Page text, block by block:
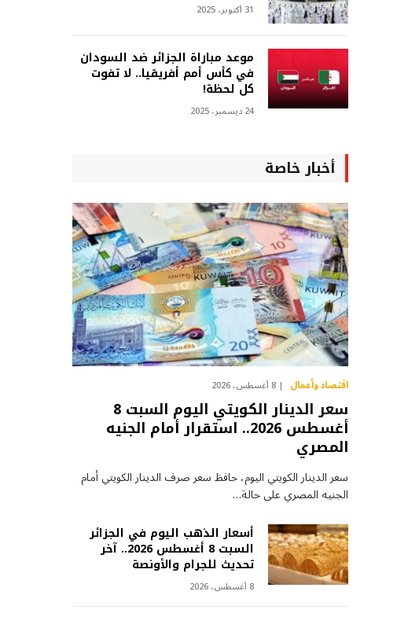
31 أكتوبر، 2025
موعد مباراة الجزائر ضد السودان
في كأس أمم أفريقيا.. لا تفوت
كل لحظة!
24 ديسمبر، 2025
أخبار خاصة
اقتصاد وأعمال 8 أغسطس، 2026
سعر الدينار الكويتي اليوم السبت 8
أغسطس 2026.. استقرار أمام الجنيه
المصري
سعر الدينار الكويتي اليوم، حافظ سعر صرف الدينار الكويتي أمام
الجنيه المصري على حالة…
أسعار الذهب اليوم في الجزائر
السبت 8 أغسطس 2026.. آخر
تحديث للجرام والأونصة
8 أغسطس، 2026